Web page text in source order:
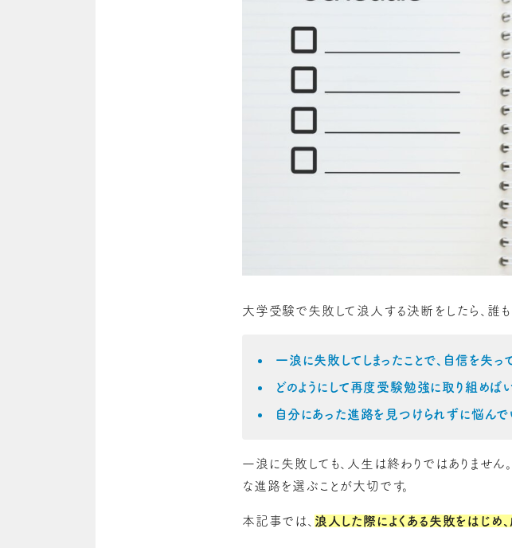
大学受験で失敗して浪人する決断をしたら、誰も
一浪に失敗してしまったことで、自信を失っ
どのようにして再度受験勉強に取り組めば
自分にあった進路を見つけられずに悩んで
一浪に失敗しても、人生は終わりではありませ
な進路を選ぶことが大切です。
本記事では、 浪人した際によくある失敗をはじめ